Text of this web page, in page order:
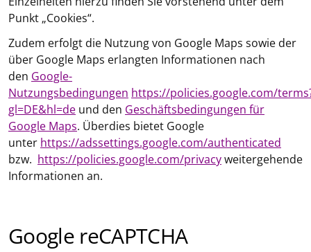
Punkt „Cookies“.
Zudem erfolgt die Nutzung von Google Maps sowie der
über Google Maps erlangten Informationen nach
den Google-
Nutzungsbedingungen https://policies.google.com/
gl=DE&hl=de und den Geschäftsbedingungen für
Google Maps. Überdies bietet Google
unter https://adssettings.google.com/authenticated
bzw. https://policies.google.com/privacyweitergehende
Informationen an.
Google reCAPTCHA